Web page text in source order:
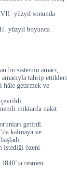
yüzyıl sonunda
yüzyıl boyunca
bu sistemin amacı,
tahrip ettikleri
hâle getirmek ve
miktarda nakit
getirdi.
kalmaya ve
istediği özeni
resmen